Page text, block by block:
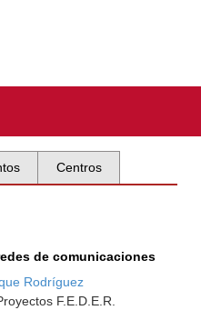
Centros
de comunicaciones
Rodríguez
F.E.D.E.R.